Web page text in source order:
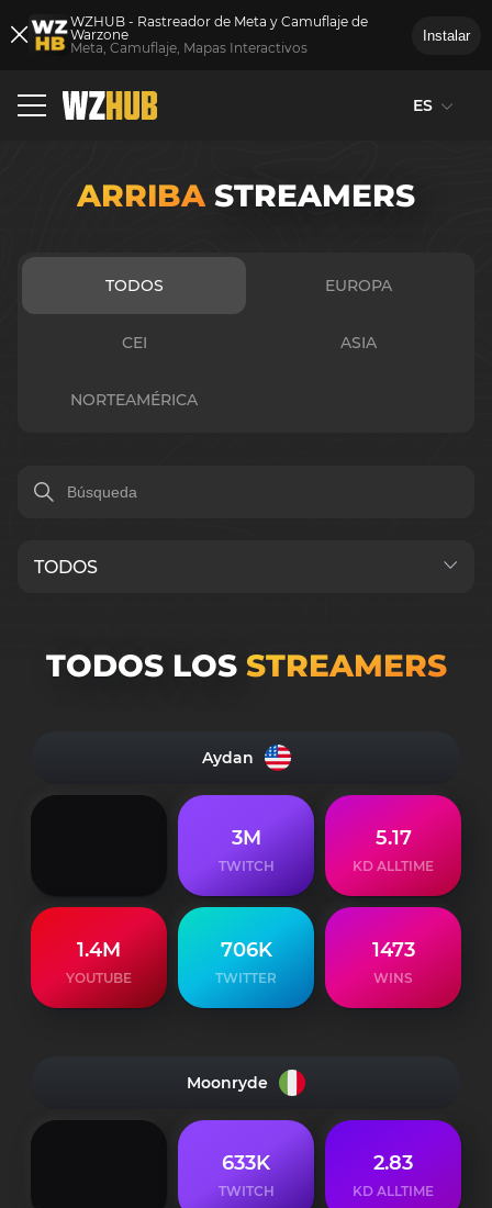
WZHUB - Rastreador de Meta y Camuflaje de
Warzone
Meta, Camuflaje, Mapas Interactivos
Instalar
ES
ARRIBA STREAMERS
TODOS EUROPA
CEI ASIA
NORTEAMÉRICA
TODOS LOS STREAMERS
Aydan
3M
TWITCH
5.17
KD ALLTIME
1.4M
YOUTUBE
706K
TWITTER
1473
WINS
Moonryde
633K
TWITCH
2.83
KD ALLTIME